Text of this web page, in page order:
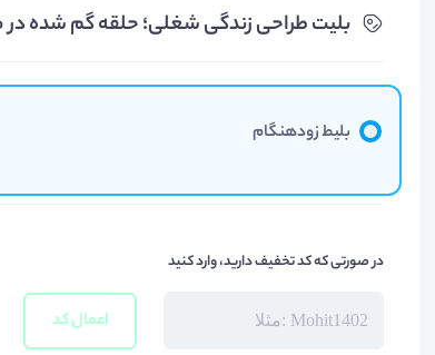
بلیت‌ طراحی زندگی شغلی؛ حلقه گم شده
بلیط زودهنگام
در صورتی که کد تخفیف دارید، وارد کنید
اعمال کد